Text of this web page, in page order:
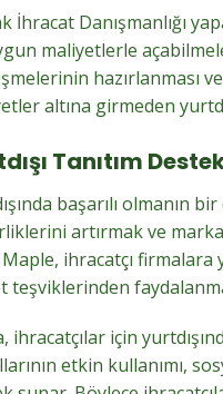
İhracat Danışmanlığı
maliyetlerle
hazırlanması
altına girmeden
Tanıtım
başarılı olmanın
artırmak ve
ihracatçı firmalara
teşviklerinden
ihracatçılar için
etkin kullanımı,